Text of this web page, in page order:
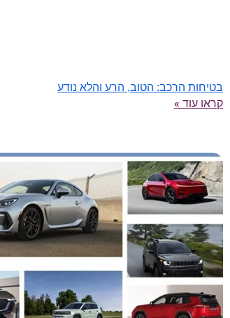
בטיחות הרכב: הטוב, הרע והלא נודע
קראו עוד »